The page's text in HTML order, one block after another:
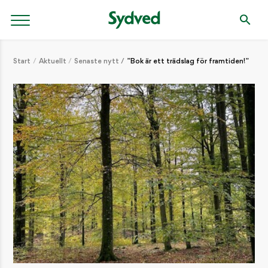
Start Aktuellt Senaste nytt ”Bok är ett trädslag för framtiden!”